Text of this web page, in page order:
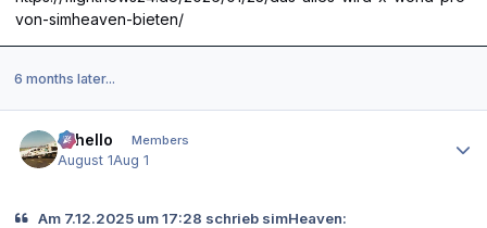
von-simheaven-bieten/
6 months later...
Othello Members
August 1Aug 1
Am 7.12.2025 um 17:28 schrieb simHeaven: